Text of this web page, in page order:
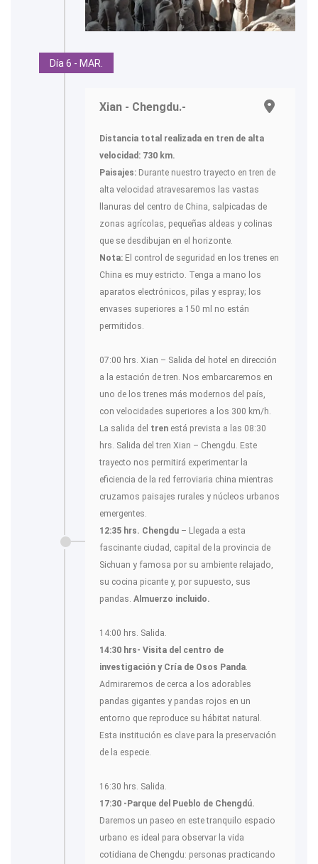
Día 6 - MAR.
Xian - Chengdu.-
Distancia total realizada en tren de alta
velocidad: 730 km.
Paisajes: Durante nuestro trayecto en tren de
alta velocidad atravesaremos las vastas
llanuras del centro de China, salpicadas de
zonas agrícolas, pequeñas aldeas y colinas
que se desdibujan en el horizonte.
Nota: El control de seguridad en los trenes en
China es muy estricto. Tenga a mano los
aparatos electrónicos, pilas y espray; los
envases superiores a 150 ml no están
permitidos.
07:00 hrs. Xian – Salida del hotel en dirección
a la estación de tren. Nos embarcaremos en
uno de los trenes más modernos del país,
con velocidades superiores a los 300 km/h.
La salida del tren está prevista a las 08:30
hrs. Salida del tren Xian – Chengdu. Este
trayecto nos permitirá experimentar la
eficiencia de la red ferroviaria china mientras
cruzamos paisajes rurales y núcleos urbanos
emergentes.
12:35 hrs. Chengdu – Llegada a esta
fascinante ciudad, capital de la provincia de
Sichuan y famosa por su ambiente relajado,
su cocina picante y, por supuesto, sus
pandas. Almuerzo incluido.
14:00 hrs. Salida.
14:30 hrs- Visita del centro de
investigación y Cría de Osos Panda.
Admiraremos de cerca a los adorables
pandas gigantes y pandas rojos en un
entorno que reproduce su hábitat natural.
Esta institución es clave para la preservación
de la especie.
16:30 hrs. Salida.
17:30 -Parque del Pueblo de Chengdú.
Daremos un paseo en este tranquilo espacio
urbano es ideal para observar la vida
cotidiana de Chengdu: personas practicando